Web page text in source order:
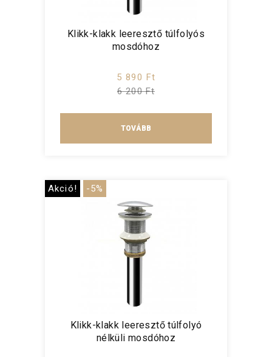
Klikk-klakk leeresztő túlfolyós
mosdóhoz
5 890 Ft
6 200 Ft
TOVÁBB
Akció! -5%
Klikk-klakk leeresztő túlfolyó
nélküli mosdóhoz